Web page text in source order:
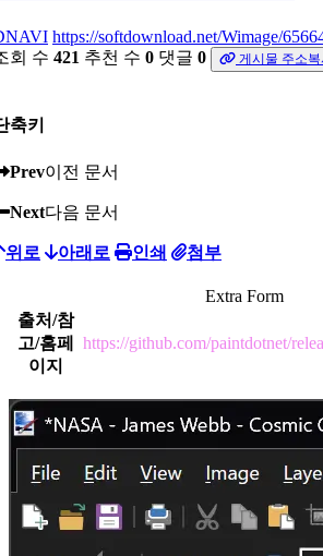
https://softdownload.net/Wimage/
회 수 421 추천 수 0 댓글 0 게시물 주소
축키
Prev이전 문서
Next다음 문서
위로 아래로 인쇄 첨부
Extra Form
출처/참
고/홈페
이지
https://github.com/paintdotnet/